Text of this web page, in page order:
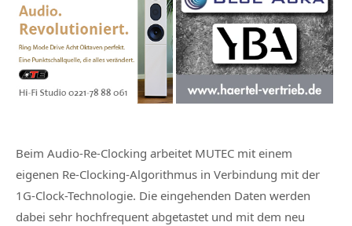
Beim Audio-Re-Clocking arbeitet MUTEC mit einem
eigenen Re-Clocking-Algorithmus in Verbindung mit der
1G-Clock-Technologie. Die eingehenden Daten werden
dabei sehr hochfrequent abgetastet und mit dem neu